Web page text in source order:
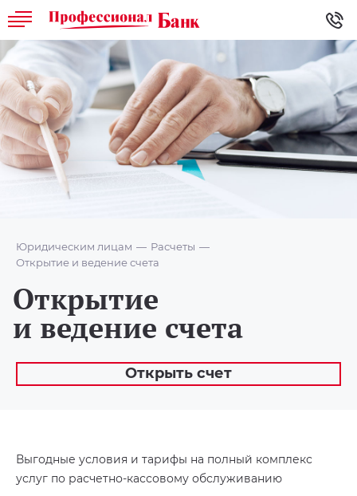
Юридическим лицам
Расчеты
Открытие и ведение счета
Открытие
и ведение счета
Открыть счет
Выгодные условия и тарифы на полный комплекс
услуг по расчетно-кассовому обслуживанию